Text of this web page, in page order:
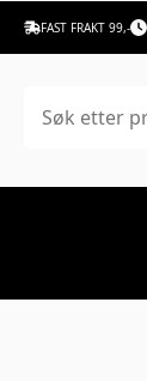
FAST FRAKT 99,-